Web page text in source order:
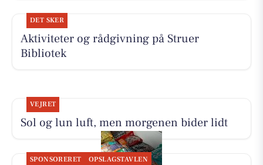
DET SKER
Aktiviteter og rådgivning på Struer
Bibliotek
VEJRET
Sol og lun luft, men morgenen bider lidt
SPONSORERET OPSLAGSTAVLEN